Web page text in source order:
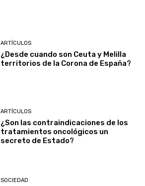
ARTÍCULOS
¿Desde cuando son Ceuta y Melilla
territorios de la Corona de España?
ARTÍCULOS
¿Son las contraindicaciones de los
tratamientos oncológicos un
secreto de Estado?
SOCIEDAD